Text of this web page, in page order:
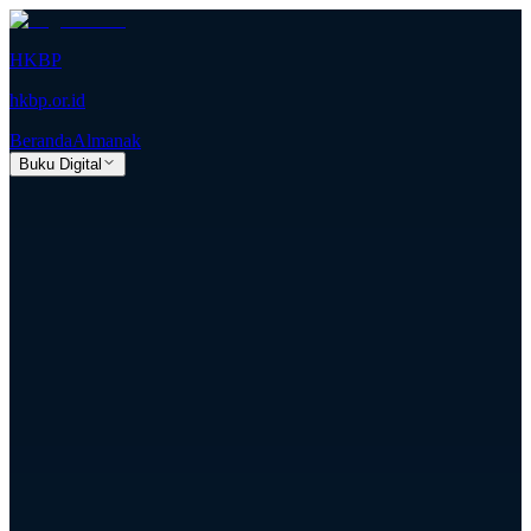
HKBP
hkbp.or.id
BerandaAlmanak
Buku Digital